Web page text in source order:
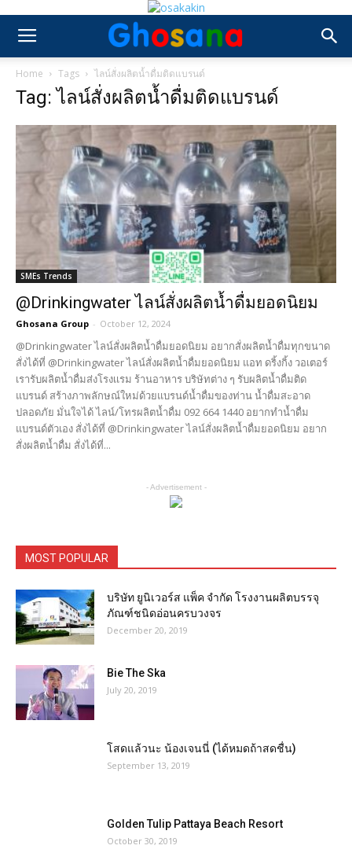
Home Tags ไลน์สั่งผลิตน้ำดื่มติดแบรนด์
Tag: ไลน์สั่งผลิตน้ำดื่มติดแบรนด์
SMEs Trends
@Drinkingwater ไลน์สั่งผลิตน้ำดื่มยอดนิยม
Ghosana Group - October 12, 2024
@Drinkingwater ไลน์สั่งผลิตน้ำดื่มยอดนิยม อยากสั่งผลิตน้ำดื่มทุกขนาด
สั่งได้ที่ @Drinkingwater ไลน์สั่งผลิตน้ำดื่มยอดนิยม แอท ดริ้งกิ้ง วอเตอร์
เรารับผลิตน้ำดื่มส่งโรงเเรม ร้านอาหาร บริษัทต่าง ๆ รับผลิตน้ำดื่มติด
แบรนด์ สร้างภาพลักษณ์ใหม่ด้วยแบรนด์น้ำดื่มของท่าน น้ำดื่มสะอาด
ปลอดภัย มั่นใจได้ ไลน์/โทรผลิตน้ำดื่ม 092 664 1440 อยากทำน้ำดื่ม
แบรนด์ตัวเอง สั่งได้ที่ @Drinkingwater ไลน์สั่งผลิตน้ำดื่มยอดนิยม อยาก
สั่งผลิตน้ำดื่ม สั่งได้ที่...
- Advertisement -
MOST POPULAR
บริษัท ยูนิเวอร์ส แพ็ค จำกัด โรงงานผลิตบรรจุ
ภัณฑ์ชนิดอ่อนครบวงจร
December 20, 2019
Bie The Ska
July 20, 2019
โสดแล้วนะ น้องเจนนี่ (ได้หมดถ้าสดชื่น)
September 13, 2019
Golden Tulip Pattaya Beach Resort
October 30, 2019